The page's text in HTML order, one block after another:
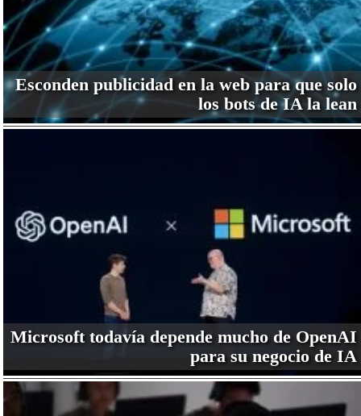
Esconden publicidad en la web para que solo
los bots de IA la lean
Microsoft todavía depende mucho de OpenAI
para su negocio de IA